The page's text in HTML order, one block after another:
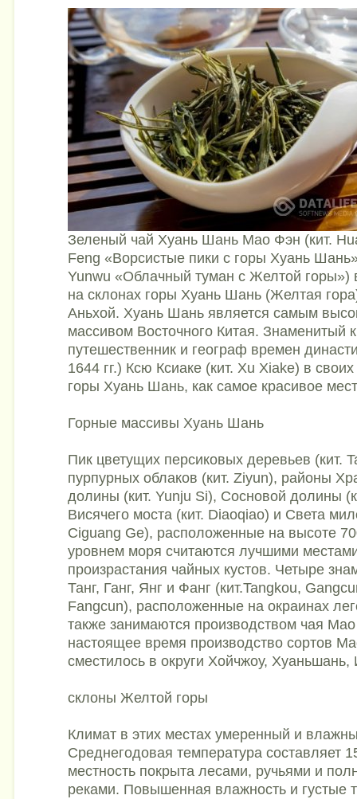
Зеленый чай Хуань Шань Мао Фэн (кит.
Feng «Ворсистые пики с горы Хуань
Yunwu «Облачный туман с Желтой
на склонах горы Хуань Шань (Желтая
Аньхой. Хуань Шань является самым
массивом Восточного Китая. Знаменитый
путешественник и географ времен
1644 гг.) Ксю Ксиаке (кит. Xu Xiake) в
горы Хуань Шань, как самое красивое
Горные массивы Хуань Шань
Пик цветущих персиковых деревьев (кит.
пурпурных облаков (кит. Ziyun), районы
долины (кит. Yunju Si), Сосновой долины
Висячего моста (кит. Diaoqiao) и Света
Ciguang Ge), расположенные на высоте
уровнем моря считаются лучшими
произрастания чайных кустов. Четыре
Танг, Ганг, Янг и Фанг (кит.Tangkou,
Fangcun), расположенные на окраинах
также занимаются производством чая
настоящее время производство сортов
сместилось в округи Хойчжоу,
склоны Желтой горы
Климат в этих местах умеренный и
Среднегодовая температура составляет
местность покрыта лесами, ручьями и
реками. Повышенная влажность и густые